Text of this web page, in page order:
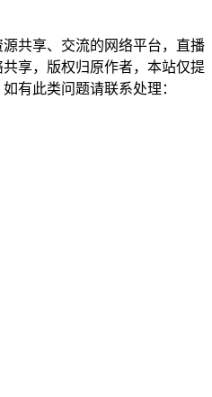
共享、交流的网络平台，直播
享，版权归原作者，本站仅提
有此类问题请联系处理：